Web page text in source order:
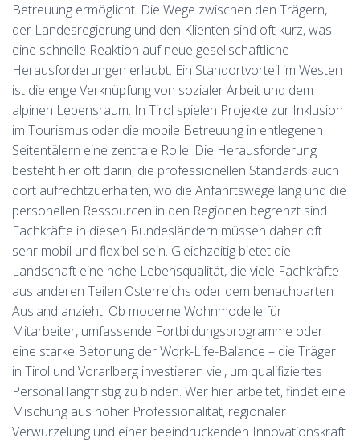
Betreuung ermöglicht. Die Wege zwischen den Trägern,
der Landesregierung und den Klienten sind oft kurz, was
eine schnelle Reaktion auf neue gesellschaftliche
Herausforderungen erlaubt. Ein Standortvorteil im Westen
ist die enge Verknüpfung von sozialer Arbeit und dem
alpinen Lebensraum. In Tirol spielen Projekte zur Inklusion
im Tourismus oder die mobile Betreuung in entlegenen
Seitentälern eine zentrale Rolle. Die Herausforderung
besteht hier oft darin, die professionellen Standards auch
dort aufrechtzuerhalten, wo die Anfahrtswege lang und die
personellen Ressourcen in den Regionen begrenzt sind.
Fachkräfte in diesen Bundesländern müssen daher oft
sehr mobil und flexibel sein. Gleichzeitig bietet die
Landschaft eine hohe Lebensqualität, die viele Fachkräfte
aus anderen Teilen Österreichs oder dem benachbarten
Ausland anzieht. Ob moderne Wohnmodelle für
Mitarbeiter, umfassende Fortbildungsprogramme oder
eine starke Betonung der Work-Life-Balance – die Träger
in Tirol und Vorarlberg investieren viel, um qualifiziertes
Personal langfristig zu binden. Wer hier arbeitet, findet eine
Mischung aus hoher Professionalität, regionaler
Verwurzelung und einer beeindruckenden Innovationskraft